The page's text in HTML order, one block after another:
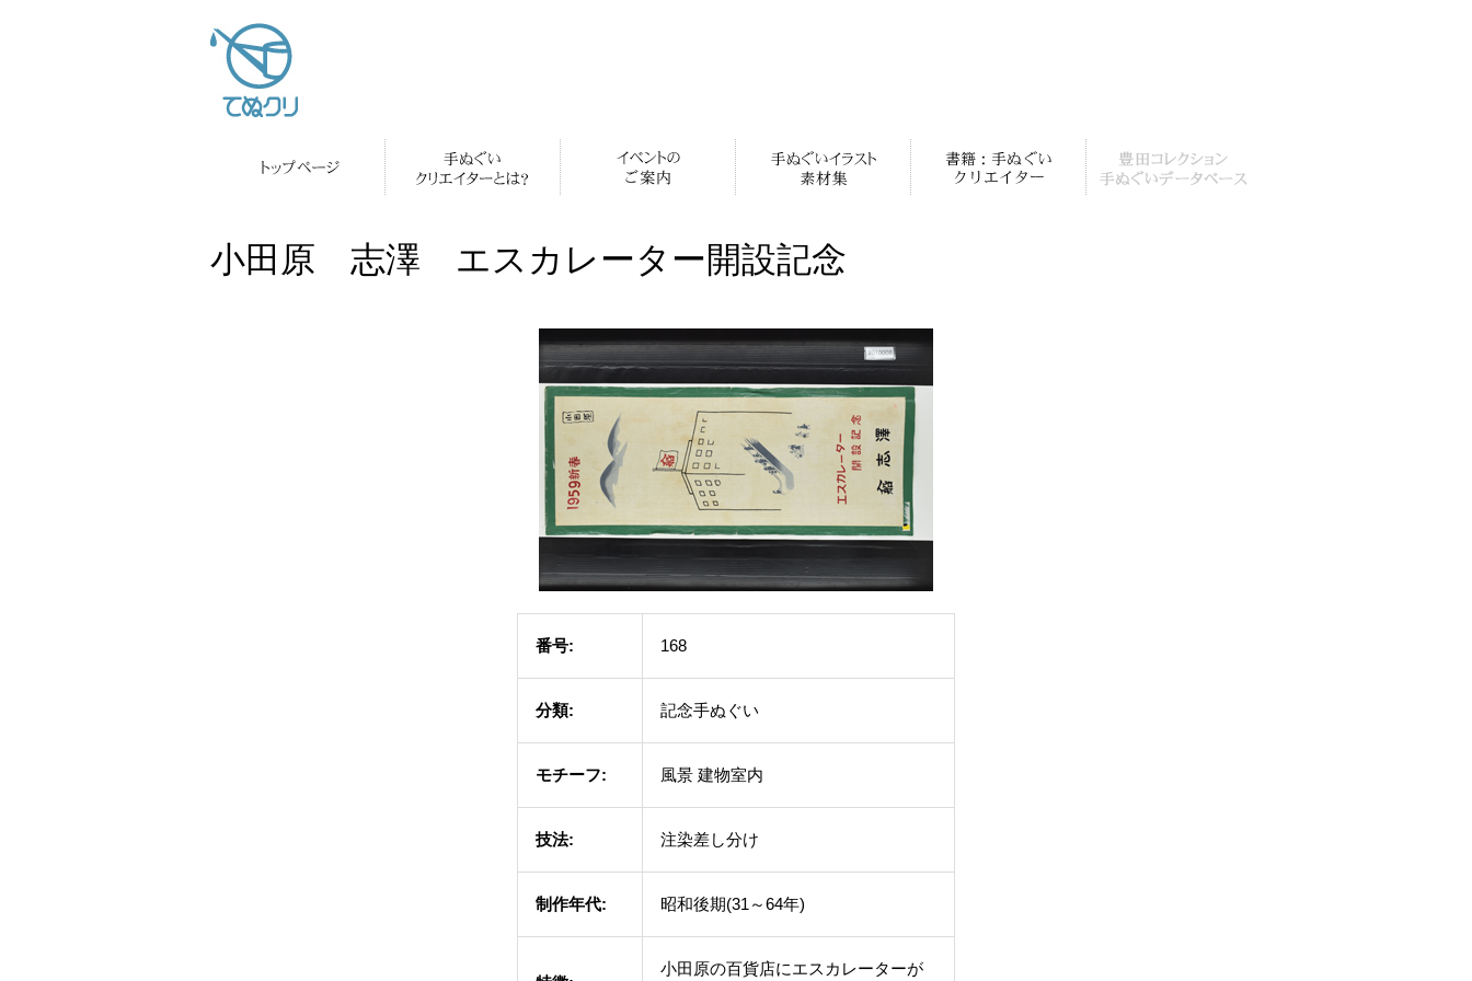
小田原 志澤 エスカレーター開設記念
番号: 168
分類: 記念手ぬぐい
モチーフ: 風景 建物室内
技法: 注染差し分け
制作年代: 昭和後期(31～64年)
小田原の百貨店にエスカレーターが